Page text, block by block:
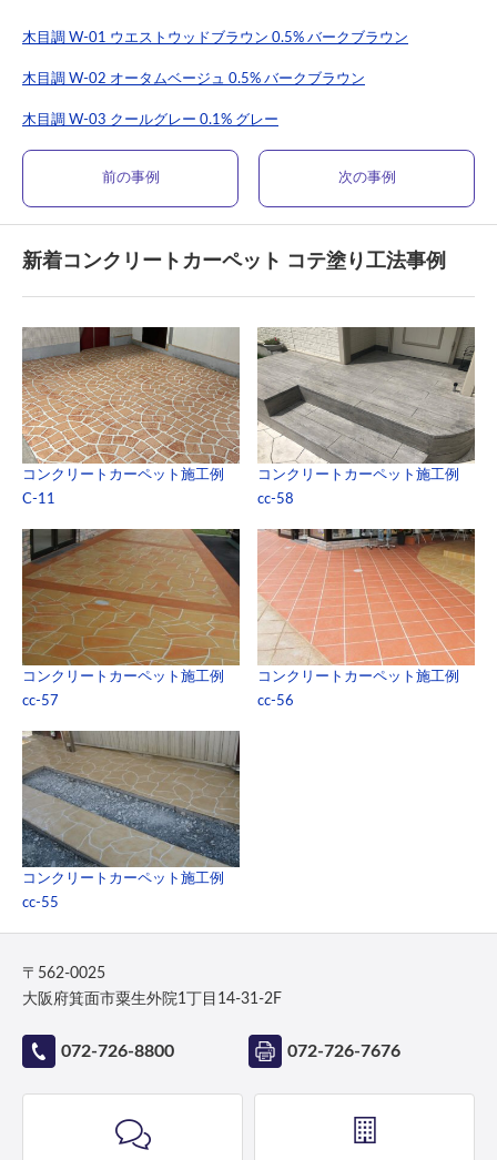
木目調 W-01 ウエストウッドブラウン 0.5% バークブラウン
木目調 W-02 オータムベージュ 0.5% バークブラウン
木目調 W-03 クールグレー 0.1% グレー
前の事例 次の事例
新着コンクリートカーペット コテ塗り工法事例
コンクリートカーペット施工例
C-11
コンクリートカーペット施工例
cc-58
コンクリートカーペット施工例
cc-57
コンクリートカーペット施工例
cc-56
コンクリートカーペット施工例
cc-55
〒562-0025
大阪府箕面市粟生外院1丁目14-31-2F
072-726-8800 072-726-7676